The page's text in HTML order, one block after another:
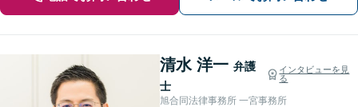
清水 洋一 弁護
士
インタビューを見
る
旭合同法律事務所 一宮事務所